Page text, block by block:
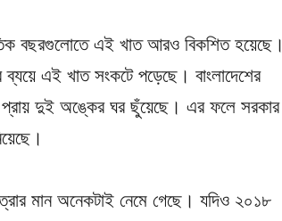
বছরগুলোতে এই খাত আরও বিকশিত হয়েছে।
এই খাত সংকটে পড়েছে। বাংলাদেশের
প্রায় দুই অঙ্কের ঘর ছুঁয়েছে। এর ফলে সরকার
মান অনেকটাই নেমে গেছে। যদিও ২০১৮